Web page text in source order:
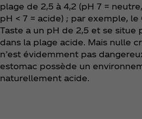
plage de 2,5 à 4,2 (pH 7 =
pH < 7 = acide) ; par exemple, le
Taste a un pH de 2,5 et se situe
dans la plage acide. Mais nulle
n’est évidemment pas
estomac possède un
naturellement acide.